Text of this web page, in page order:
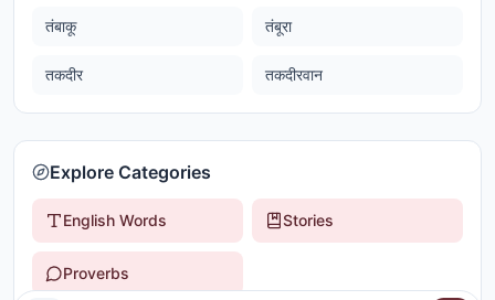
तंबाकू तंबूरा
तकदीर तकदीरवान
Explore Categories
English Words Stories
Proverbs